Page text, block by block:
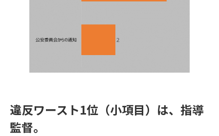
違反ワースト1位（小項目）は、指導
監督。